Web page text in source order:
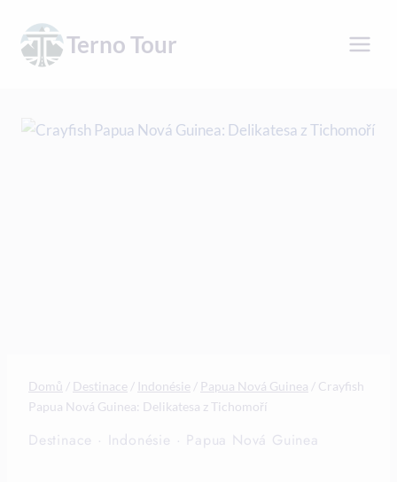
obsah
Terno Tour
Domů / Destinace / Indonésie / Papua Nová Guinea / Crayfish
Papua Nová Guinea: Delikatesa z Tichomoří
Destinace · Indonésie · Papua Nová Guinea